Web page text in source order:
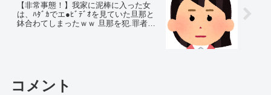
【非常事態！】我家に泥棒に入った女
は、ﾊﾀﾞｶでエ●ﾋﾞﾃﾞｵを見ていた旦那と
鉢合わてしまったｗｗ 旦那を犯.罪者に
コメント